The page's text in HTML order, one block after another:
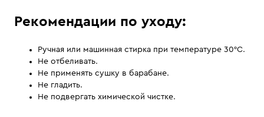
Рекомендации по уходу:
Ручная или машинная стирка при температуре 30°С.
Не отбеливать.
Не применять сушку в барабане.
Не гладить.
Не подвергать химической чистке.